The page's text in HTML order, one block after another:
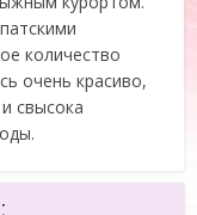
количество
очень красиво,
свысока